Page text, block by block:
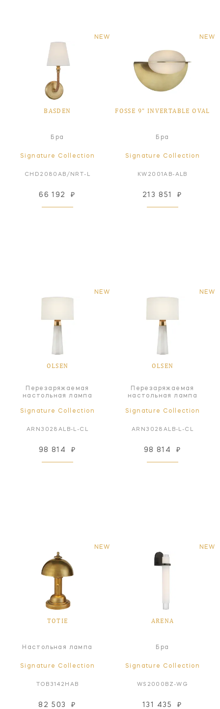
NEW
BASDEN
Бра
Signature Collection
CHD2080AB/NRT-L
66 192 ₽
NEW
FOSSE 9" INVERTABLE OVAL
Бра
Signature Collection
KW2001AB-ALB
213 851 ₽
NEW
OLSEN
Перезаряжаемая
настольная лампа
Signature Collection
ARN3028ALB-L-CL
98 814 ₽
NEW
OLSEN
Перезаряжаемая
настольная лампа
Signature Collection
ARN3028ALB-L-CL
98 814 ₽
NEW
TOTIE
Настольная лампа
Signature Collection
TOB3142HAB
82 503 ₽
NEW
ARENA
Бра
Signature Collection
WS2000BZ-WG
131 435 ₽